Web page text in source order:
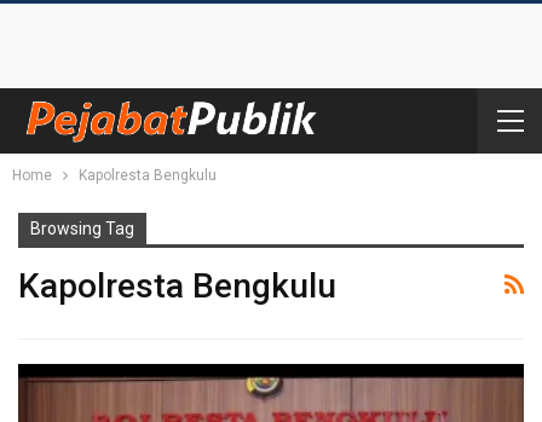
Home Kapolresta Bengkulu
Browsing Tag
Kapolresta Bengkulu